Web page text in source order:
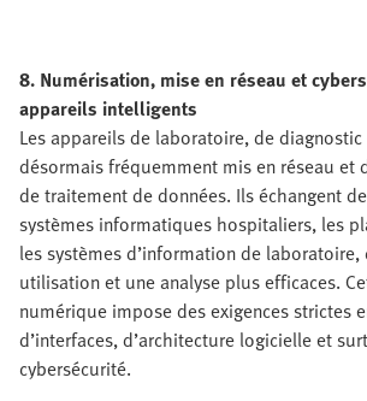
8. Numérisation, mise en réseau et
appareils intelligents
Les appareils de laboratoire, de
désormais fréquemment mis en réseau et
de traitement de données. Ils échangent
systèmes informatiques hospitaliers, les
les systèmes d’information de
utilisation et une analyse plus efficaces.
numérique impose des exigences strictes
d’interfaces, d’architecture logicielle et
cybersécurité.